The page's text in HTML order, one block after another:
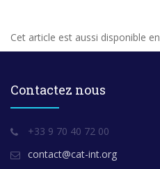
Cet article est aussi disponible en
Contactez nous
+33 9 70 40 72 00
contact@cat-int.org